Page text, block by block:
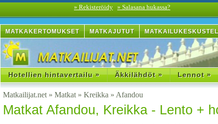
» Rekisteröidy » Salasana hukassa?
MATKAKERTOMUKSET MATKAJUTUT
Hotellien hintavertailu » Äkkilähdöt » Lennot »
Matkailijat.net » Matkat » Kreikka » Afandou
Matkat Afandou, Kreikka - Lento +